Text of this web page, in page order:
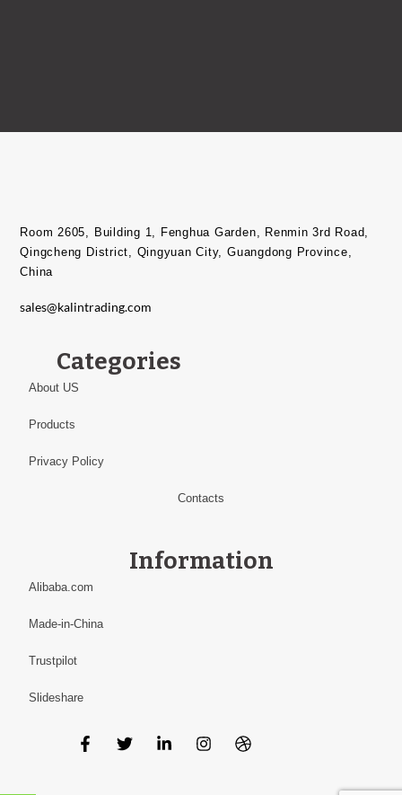
Room 2605, Building 1, Fenghua Garden, Renmin 3rd Road,
Qingcheng District, Qingyuan City, Guangdong Province,
China​
sales@kalintrading.com
Categories
About US
Products
Privacy Policy
Contacts
Information
Alibaba.com
Made-in-China
Trustpilot
Slideshare